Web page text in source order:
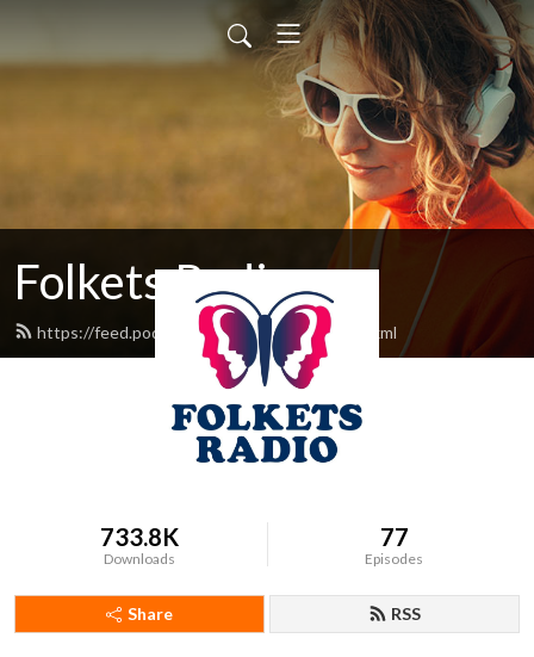
Folkets Radio
https://feed.podbean.com/folketsradio/feed.xml
733.8K
Downloads
77
Episodes
Share RSS